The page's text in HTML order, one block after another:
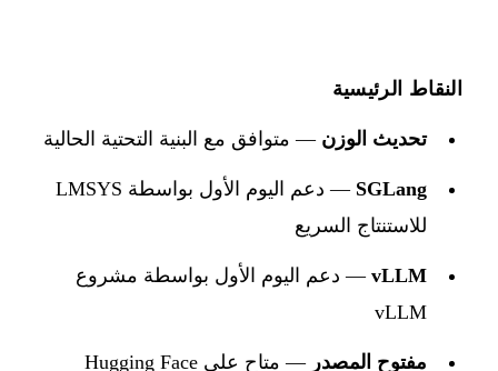
النقاط الرئيسية
تحديث الوزن — متوافق مع البنية التحتية الحالية
SGLang
— دعم اليوم الأول بواسطة LMSYS
للاستنتاج السريع
vLLM — دعم اليوم الأول بواسطة مشروع
vLLM
مفتوح المصدر — متاح على Hugging Face